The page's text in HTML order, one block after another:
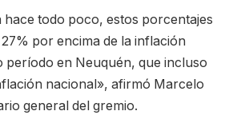
hace todo poco, estos porcentajes
por encima de la inflación
período en Neuquén, que incluso
nacional», afirmó Marcelo
general del gremio.